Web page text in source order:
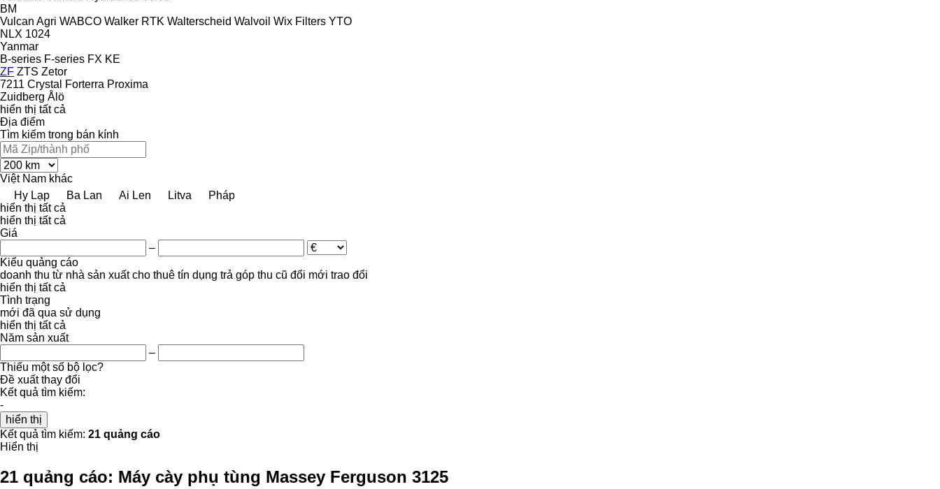
BM
Vulcan Agri WABCO Walker RTK Walterscheid Walvoil Wix Filters YTO
NLX 1024
Yanmar
B-series F-series FX KE
ZF ZTS Zetor
7211 Crystal Forterra Proxima
Zuidberg Ålö
hiển thị tất cả
Địa điểm
Tìm kiếm trong bán kính
Việt Nam khác
Hy Lạp
Ba Lan Ai Len Litva
Pháp
hiển thị tất cả
hiển thị tất cả
Giá
–
Kiểu quảng cáo
doanh thu từ nhà sản xuất cho thuê tín dụng trả góp thu cũ đổi mới trao đổi
hiển thị tất cả
Tình trạng
mới đã qua sử dụng
hiển thị tất cả
Năm sản xuất
–
Thiếu một số bộ lọc?
Đề xuất thay đổi
Kết quả tìm kiếm:
-
hiển thị
Kết quả tìm kiếm: 21 quảng cáo
Hiển thị
21 quảng cáo: Máy cày phụ tùng Massey Ferguson 3125